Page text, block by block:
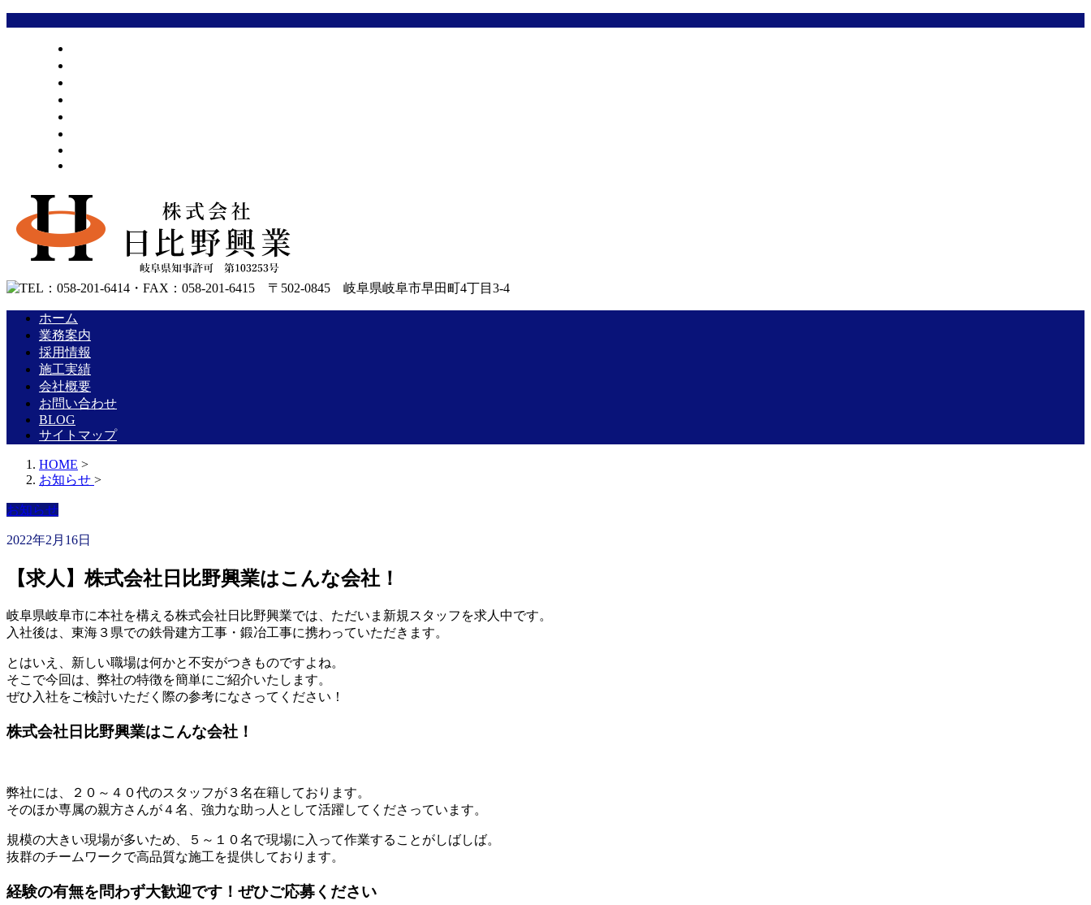
ホーム
業務案内
採用情報
施工実績
会社概要
お問い合わせ
BLOG
サイトマップ
HOME >
お知らせ >
お知らせ
2022年2月16日
【求人】株式会社日比野興業はこんな会社！
岐阜県岐阜市に本社を構える株式会社日比野興業では、ただいま新規スタッフを求人中です。
入社後は、東海３県での鉄骨建方工事・鍛冶工事に携わっていただきます。
とはいえ、新しい職場は何かと不安がつきものですよね。
そこで今回は、弊社の特徴を簡単にご紹介いたします。
ぜひ入社をご検討いただく際の参考になさってください！
株式会社日比野興業はこんな会社！
弊社には、２０～４０代のスタッフが３名在籍しております。
そのほか専属の親方さんが４名、強力な助っ人として活躍してくださっています。
規模の大きい現場が多いため、５～１０名で現場に入って作業することがしばしば。
抜群のチームワークで高品質な施工を提供しております。
経験の有無を問わず大歓迎です！ぜひご応募ください